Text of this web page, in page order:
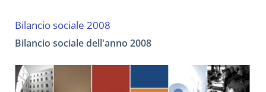
Bilancio sociale 2008
Bilancio sociale dell'anno 2008